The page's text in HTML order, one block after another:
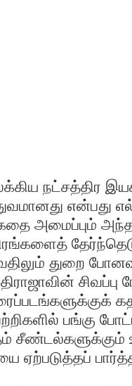
நட்சத்திர
என்பது
அமைப்பும்
துறை
பங்கு
சீண்டல்களுக்கும்
ஏற்படுத்தப்